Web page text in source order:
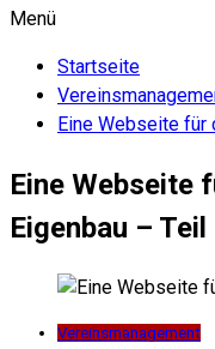
Menü
Startseite
Eine Webseite für
Eine Webseite
Eigenbau – Teil
Vereinsmanagement